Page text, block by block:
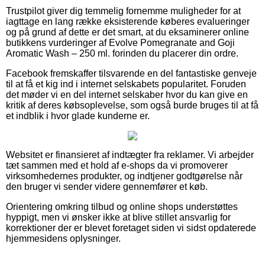
Trustpilot giver dig temmelig fornemme muligheder for at
iagttage en lang række eksisterende køberes evalueringer
og på grund af dette er det smart, at du eksaminerer online
butikkens vurderinger af Evolve Pomegranate and Goji
Aromatic Wash – 250 ml. forinden du placerer din ordre.
Facebook fremskaffer tilsvarende en del fantastiske genveje
til at få et kig ind i internet selskabets popularitet. Foruden
det møder vi en del internet selskaber hvor du kan give en
kritik af deres købsoplevelse, som også burde bruges til at få
et indblik i hvor glade kunderne er.
Websitet er finansieret af indtægter fra reklamer. Vi arbejder
tæt sammen med et hold af e-shops da vi promoverer
virksomhedernes produkter, og indtjener godtgørelse når
den bruger vi sender videre gennemfører et køb.
Orientering omkring tilbud og online shops understøttes
hyppigt, men vi ønsker ikke at blive stillet ansvarlig for
korrektioner der er blevet foretaget siden vi sidst opdaterede
hjemmesidens oplysninger.